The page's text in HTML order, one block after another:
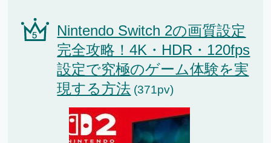
Nintendo Switch 2の画質設定
完全攻略！4K・HDR・120fps
設定で究極のゲーム体験を実
現する方法 (371pv)